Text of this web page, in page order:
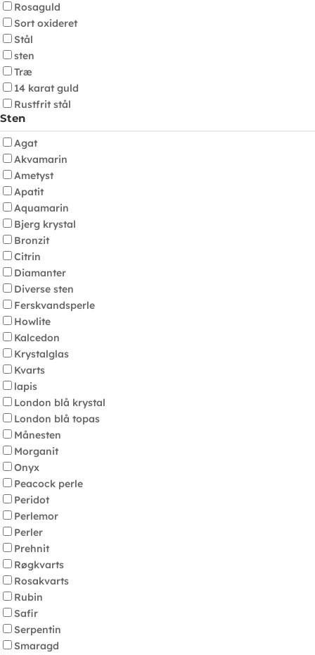
Rosaguld
Sort oxideret
Stål
sten
Træ
14 karat guld
Rustfrit stål
Sten
Agat
Akvamarin
Ametyst
Apatit
Aquamarin
Bjerg krystal
Bronzit
Citrin
Diamanter
Diverse sten
Ferskvandsperle
Howlite
Kalcedon
Krystalglas
Kvarts
lapis
London blå krystal
London blå topas
Månesten
Morganit
Onyx
Peacock perle
Peridot
Perlemor
Perler
Prehnit
Røgkvarts
Rosakvarts
Rubin
Safir
Serpentin
Smaragd